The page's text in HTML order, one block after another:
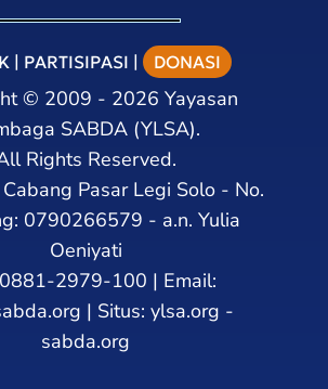
| PARTISIPASI | DONASI
© 2009 - 2026 Yayasan
SABDA (YLSA).
Rights Reserved.
Pasar Legi Solo - No.
0790266579 - a.n. Yulia
Oeniyati
0881-2979-100 | Email:
| Situs: ylsa.org -
sabda.org